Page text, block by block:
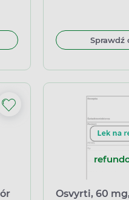
Sprawdź
Osvyrti, 60